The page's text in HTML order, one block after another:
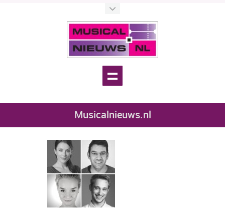
Musicalnieuws.nl